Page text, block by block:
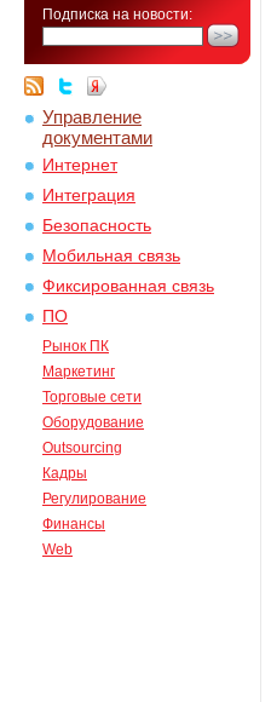
Подписка на новости:
Управление
документами
Интернет
Интеграция
Безопасность
Мобильная связь
Фиксированная связь
ПО
Рынок ПК
Маркетинг
Торговые сети
Оборудование
Outsourcing
Кадры
Регулирование
Финансы
Web